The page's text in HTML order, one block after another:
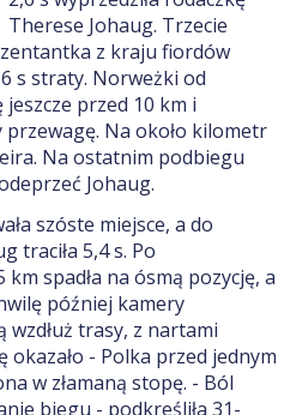
Therese Johaug. Trzecie
z kraju fiordów
s straty. Norweżki od
jeszcze przed 10 km i
przewagę. Na około kilometr
Na ostatnim podbiegu
Johaug.
szóste miejsce, a do
traciła 5,4 s. Po
spadła na ósmą pozycję, a
później kamery
wzdłuż trasy, z nartami
okazało - Polka przed jednym
w złamaną stopę. - Ból
biegu - podkreśliła 31-